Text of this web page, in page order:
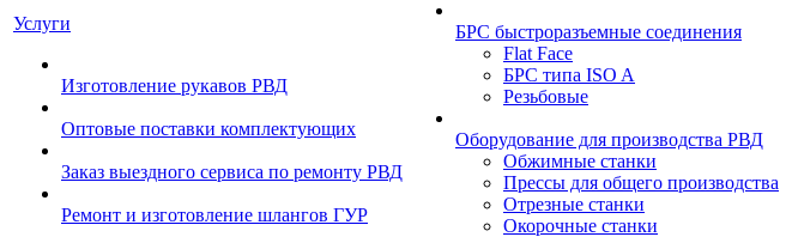
Услуги
Изготовление рукавов РВД
Оптовые поставки комплектующих
Заказ выездного сервиса по ремонту РВД
Ремонт и изготовление шлангов ГУР
БРС быстроразъемные соединения
Flat Face
БРС типа ISO A
Резьбовые
Оборудование для производства РВД
Обжимные станки
Прессы для общего производства
Отрезные станки
Окорочные станки